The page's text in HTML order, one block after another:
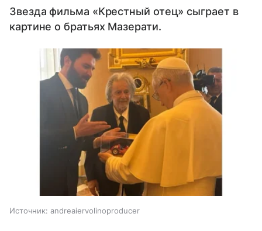
Звезда фильма «Крестный отец» сыграет в
картине о братьях Мазерати.
Источник: andreaiervolinoproducer